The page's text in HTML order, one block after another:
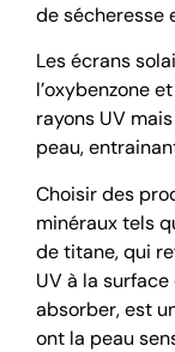
de sécheresse
Les écrans
l’oxybenzone
rayons UV
peau,
Choisir des
minéraux tels
de titane, qui
UV à la
absorber, est
ont la peau